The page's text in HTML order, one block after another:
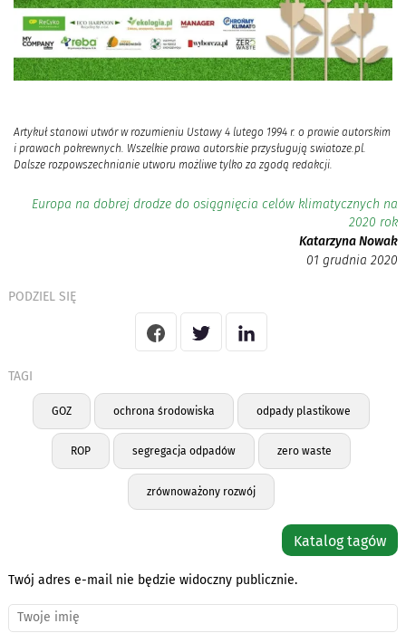
Artykuł stanowi utwór w rozumieniu Ustawy 4 lutego 1994 r. o prawie autorskim
i prawach pokrewnych. Wszelkie prawa autorskie przysługują swiatoze.pl.
Dalsze rozpowszechnianie utworu możliwe tylko za zgodą redakcji.
Europa na dobrej drodze do osiągnięcia celów klimatycznych na
2020 rok
Katarzyna Nowak
01 grudnia 2020
PODZIEL SIĘ
TAGI
GOZ ochrona środowiska odpady plastikowe
ROP segregacja odpadów zero waste
zrównoważony rozwój
Katalog tagów
Twój adres e-mail nie będzie widoczny publicznie.